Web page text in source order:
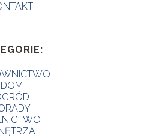
DOM